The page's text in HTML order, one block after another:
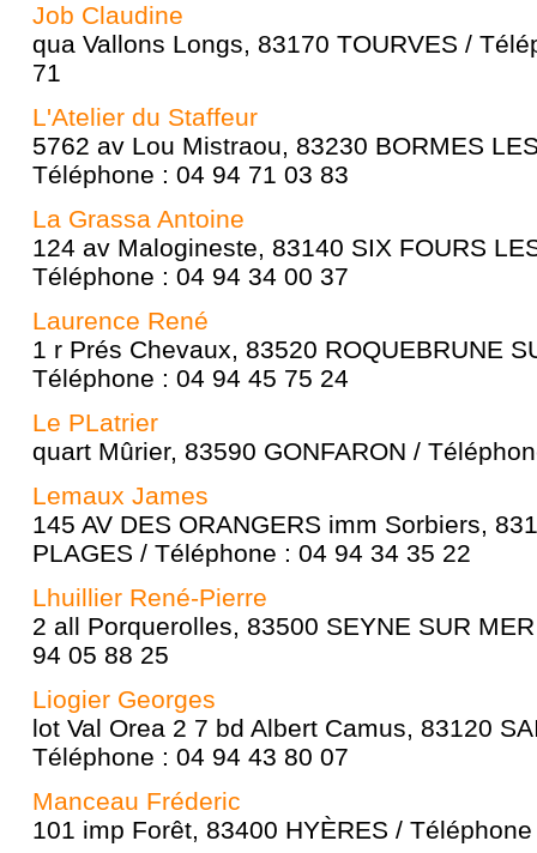
Job Claudine
qua Vallons Longs, 83170 TOURVES /
71
L'Atelier du Staffeur
5762 av Lou Mistraou, 83230 BORMES
Téléphone : 04 94 71 03 83
La Grassa Antoine
124 av Malogineste, 83140 SIX FOURS
Téléphone : 04 94 34 00 37
Laurence René
1 r Prés Chevaux, 83520 ROQUEBRUNE
Téléphone : 04 94 45 75 24
Le PLatrier
quart Mûrier, 83590 GONFARON /
Lemaux James
145 AV DES ORANGERS imm Sorbiers,
PLAGES / Téléphone : 04 94 34 35 22
Lhuillier René-Pierre
2 all Porquerolles, 83500 SEYNE SUR
94 05 88 25
Liogier Georges
lot Val Orea 2 7 bd Albert Camus, 83120
Téléphone : 04 94 43 80 07
Manceau Fréderic
101 imp Forêt, 83400 HYÈRES /